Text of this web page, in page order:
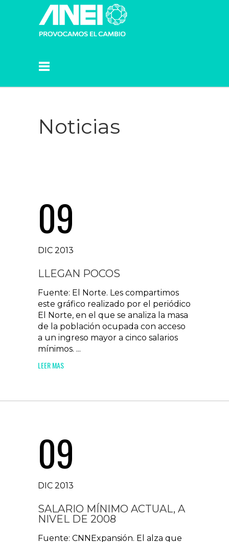
Noticias
09
DIC 2013
LLEGAN POCOS
Fuente: El Norte. Les compartimos
este gráfico realizado por el periódico
El Norte, en el que se analiza la masa
de la población ocupada con acceso
a un ingreso mayor a cinco salarios
mínimos. ...
LEER MAS
09
DIC 2013
SALARIO MÍNIMO ACTUAL, A
NIVEL DE 2008
Fuente: CNNExpansión. El alza que